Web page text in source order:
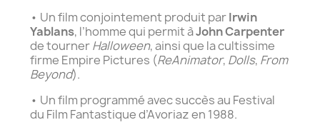
• Un film conjointement produit parIrwin
Yablans, l’homme qui permit àJohn Carpenter
de tournerHalloween, ainsi que la cultissime
firme Empire Pictures (ReAnimator, Dolls, From
Beyond).
• Un film programmé avec succès au Festival
du Film Fantastique d’Avoriaz en 1988.